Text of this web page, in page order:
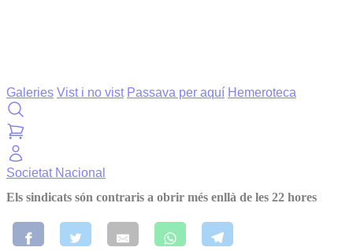
Galeries Vist i no vist Passava per aquí Hemeroteca
Societat Nacional
Els sindicats són contraris a obrir més enllà de les 22 hores